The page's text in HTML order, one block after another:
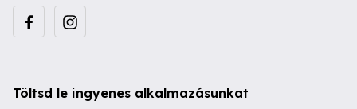
Töltsd le ingyenes alkalmazásunkat